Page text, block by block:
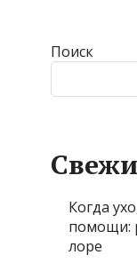
Поиск
Когда
помощи:
лоре